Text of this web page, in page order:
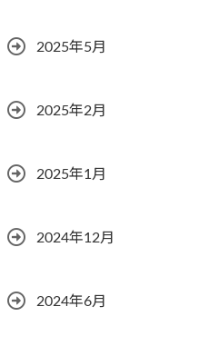
2025年5月
2025年2月
2025年1月
2024年12月
2024年6月